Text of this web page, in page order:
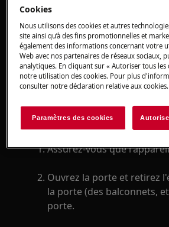
Veuillez noter que l'auto-
non professionnelle peut avoir des
la sécurité si elle n'est pas
Inverser la porte.
ATTENTION!
fiche de la prise de courant.
Assurez-vous que
Ouvrez la porte et retirez
la porte (des balconnets,
porte.
Cookies
Nous utilisons des cookies et autres
site ainsi qu’à des fins promotionnelles et
également des informations concernant votre
Web avec nos partenaires de réseaux sociaux,
analytiques. En cliquant sur « Autoriser tous les
notre utilisation des cookies. Pour plus
consulter notre déclaration relative aux cookies.
Paramètres des cookies